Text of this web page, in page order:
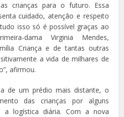
crianças para o futuro. Essa
cuidado, atenção e respeito
isso só é possível graças ao
dama Virginia Mendes,
Criança e de tantas outras
a vida de milhares de
afirmou.
de um prédio mais distante, o
das crianças por alguns
a logística diária. Com a nova